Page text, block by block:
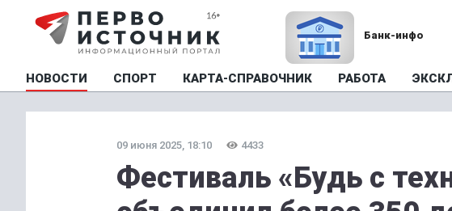
Банк-инфо
НОВОСТИ СПОРТ КАРТА-СПРАВОЧНИК РАБОТА
09 июня 2025, 18:10 4433
Фестиваль «Будь с